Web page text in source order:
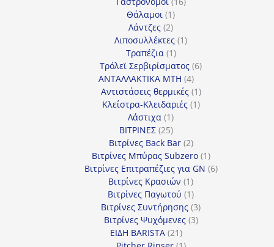
Θάλαμοι 11
προϊόν
Λάντζες 22
προϊόντα
Λιποσυλλέκτες 11
Τραπέζια 11
προϊόν
Τρόλεϊ Σερβιρίσματος 66
ΑΝΤΑΛΛΑΚΤΙΚΑ MTH 44
προϊόντα
Αντιστάσεις θερμικές 11
προϊόν
Κλείστρα-Κλειδαριές 11
Λάστιχα 11
προϊόν
ΒΙΤΡΙΝΕΣ 2525
προϊόντα
Βιτρίνες Back Bar 22
προϊόντα
Βιτρίνες Mπύρας Subzero 11
προϊόν
Βιτρίνες Επιτραπέζιες για GN 66
Βιτρίνες Κρασιών 11
προϊόν
Βιτρίνες Παγωτού 11
προϊόν
Βιτρίνες Συντήρησης 33
προϊόντα
Βιτρίνες Ψυχόμενες 33
ΕΙΔΗ BARISTA 2121